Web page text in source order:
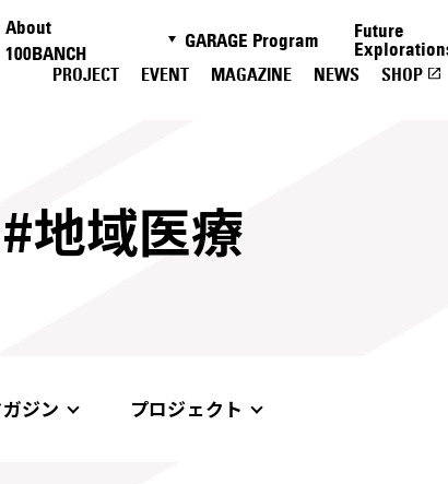
About
100BANCH
GARAGE Program
Future
PROJECT
EVENT MAGAZINE NEWS SHOP
#地域医療
ジン プロジェクト